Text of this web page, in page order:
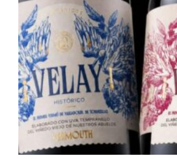
Cigales inaugura la
arcos de la Iglesia de